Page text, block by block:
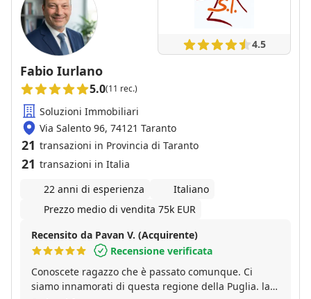
4.5
Fabio Iurlano
5.0(11 rec.)
Soluzioni Immobiliari
Via Salento 96, 74121 Taranto
21 transazioni in Provincia di Taranto
21 transazioni in Italia
22 anni di esperienza
Italiano
Prezzo medio di vendita 75k EUR
Recensito da Pavan V. (Acquirente)
Recensione verificata
Conoscete ragazzo che è passato comunque. Ci
siamo innamorati di questa regione della Puglia. la